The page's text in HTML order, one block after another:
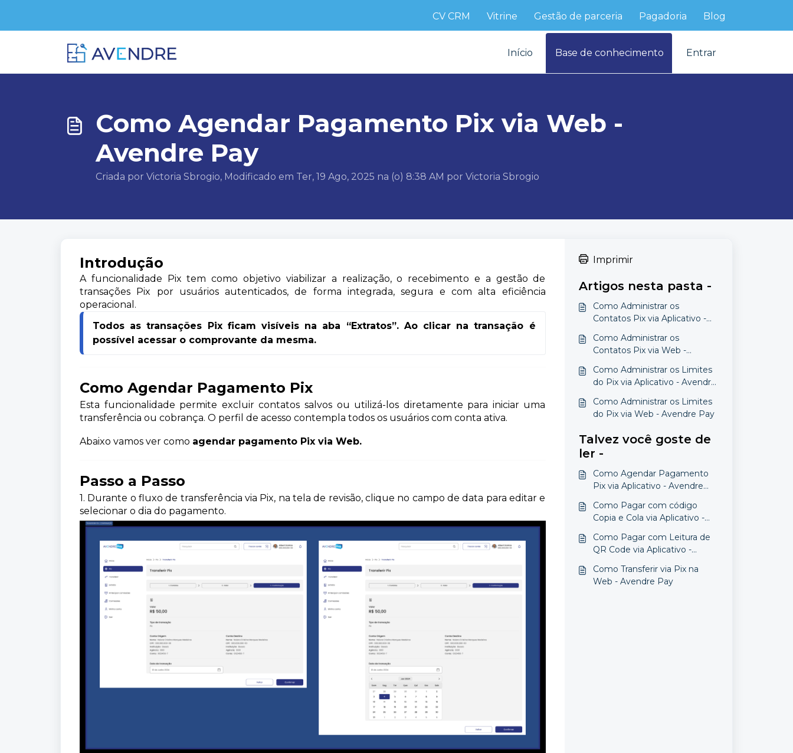
CV CRM Vitrine Gestão de parceria Pagadoria
Blog
Início
Base de conhecimento Entrar
Início Base de conhecimento
Como Agendar Pagamento Pix via Web -
Avendre Pay
Criada por Victoria Sbrogio, Modificado em Ter, 19 Ago, 2025 na (o) 8:38 AM por Victoria Sbrogio
Introdução
A funcionalidade Pix tem como objetivo viabilizar a realização, o recebimento e a gestão de
transações Pix por usuários autenticados, de forma integrada, segura e com alta eficiência
operacional.
Todos as transações Pix ficam visíveis na aba “Extratos”. Ao clicar na transação é
possível acessar o comprovante da mesma.
Como Agendar Pagamento Pix
Esta funcionalidade permite excluir contatos salvos ou utilizá-los diretamente para iniciar uma
transferência ou cobrança. O perfil de acesso contempla todos os usuários com conta ativa.
Abaixo vamos ver como agendar pagamento Pix via Web.
Passo a Passo
1. Durante o fluxo de transferência via Pix, na tela de revisão, clique no campo de data para editar e
selecionar o dia do pagamento.
Imprimir
Artigos nesta pasta -
Como Administrar os
Contatos Pix via Aplicativo -
Como Administrar os
Contatos Pix via Web -
Como Administrar os Limites
do Pix via Aplicativo - Avendre
Como Administrar os Limites
do Pix via Web - Avendre Pay
Talvez você goste de
ler -
Como Agendar Pagamento
Pix via Aplicativo - Avendre
Como Pagar com código
Copia e Cola via Aplicativo -
Como Pagar com Leitura de
QR Code via Aplicativo -
Como Transferir via Pix na
Web - Avendre Pay